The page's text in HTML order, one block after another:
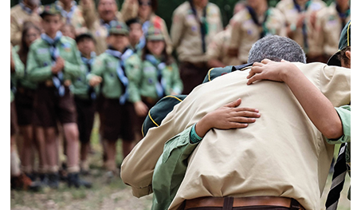
01 junho 2023
Econcentros móveis
NoDia Internacional da Reciclagem, dia 17 de maio,
viemos relembrar os nossos fregueses da importância de
reciclar e dos Econcentros Móveis.
Sabia que os Econcentros Móveis servem para a